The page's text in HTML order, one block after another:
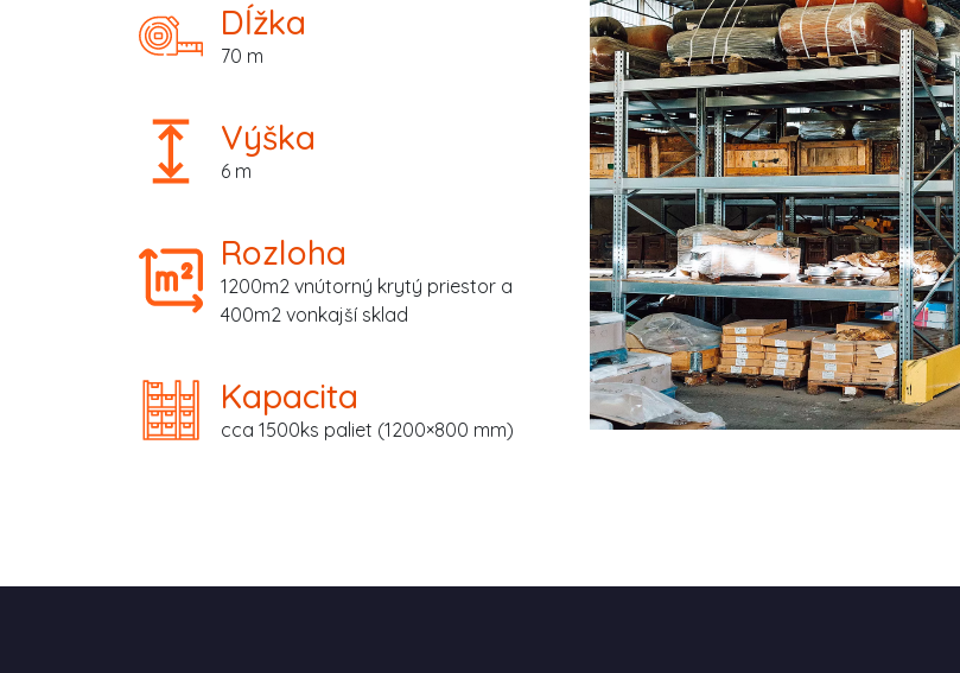
Dĺžka
70 m
Výška
6 m
Rozloha
1200m2 vnútorný krytý priestor a
400m2 vonkajší sklad
Kapacita
cca 1500ks paliet (1200×800 mm)